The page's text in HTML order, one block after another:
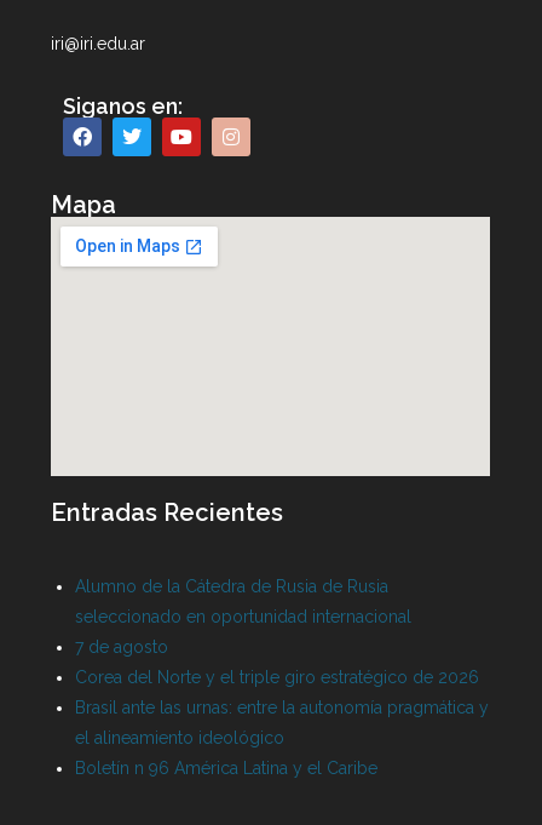
iri@iri.edu.ar
Siganos en:
Mapa
Entradas Recientes
Alumno de la Cátedra de Rusia de Rusia
seleccionado en oportunidad internacional
7 de agosto
Corea del Norte y el triple giro estratégico de 2026
Brasil ante las urnas: entre la autonomía pragmática y
el alineamiento ideológico
Boletín n 96 América Latina y el Caribe